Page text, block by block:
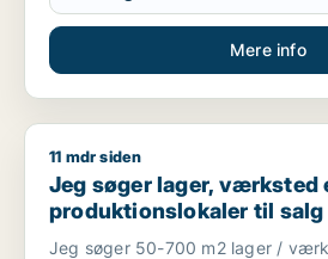
Mere info
Jeg søger lager, værksted eller
11 mdr siden
Jeg søger lager, værksted
produktionslokaler til salg
Rødekro eller Gråsten m.fl.
Jeg søger 50-700 m2 lager /